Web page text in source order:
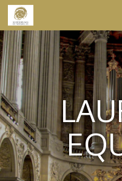
Skip to content